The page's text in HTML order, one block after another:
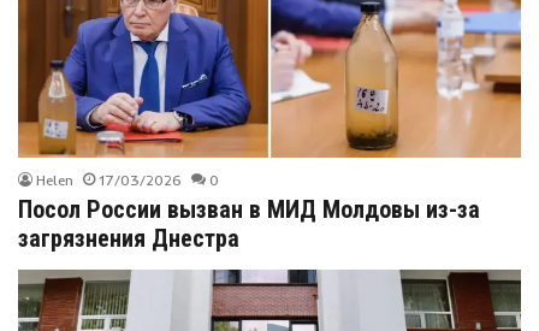
Helen 17/03/2026 0
Посол России вызван в МИД Молдовы из-за
загрязнения Днестра